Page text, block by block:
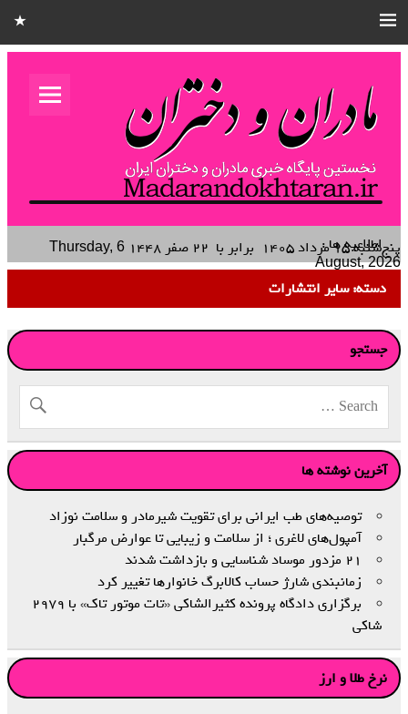
مادران و
اطلاعیه ها :آمپول‌ها پنج‌شنبه ۱۵ مرداد ۱۴۰۵ برابر با ۲۲ صفر ۱۴۴۸
Thursday, 6
August, 2026
دسته:سایر انتشارات
جستجو
آخرین نوشته ها
توصیه‌های طب ایرانی برای تقویت شیرمادر و سلامت نوزاد
آمپول‌های لاغری ؛ از سلامت و زیبایی تا عوارض مرگبار
۲۱ مزدور موساد شناسایی و بازداشت شدند
زمانبندی‌ شارژ حساب کالابرگ خانوارها تغییر کرد
برگزاری دادگاه پرونده کثیرالشاکی «تات موتور تاک» با ۲۹۷۹
شاکی
نرخ طلا و ارز